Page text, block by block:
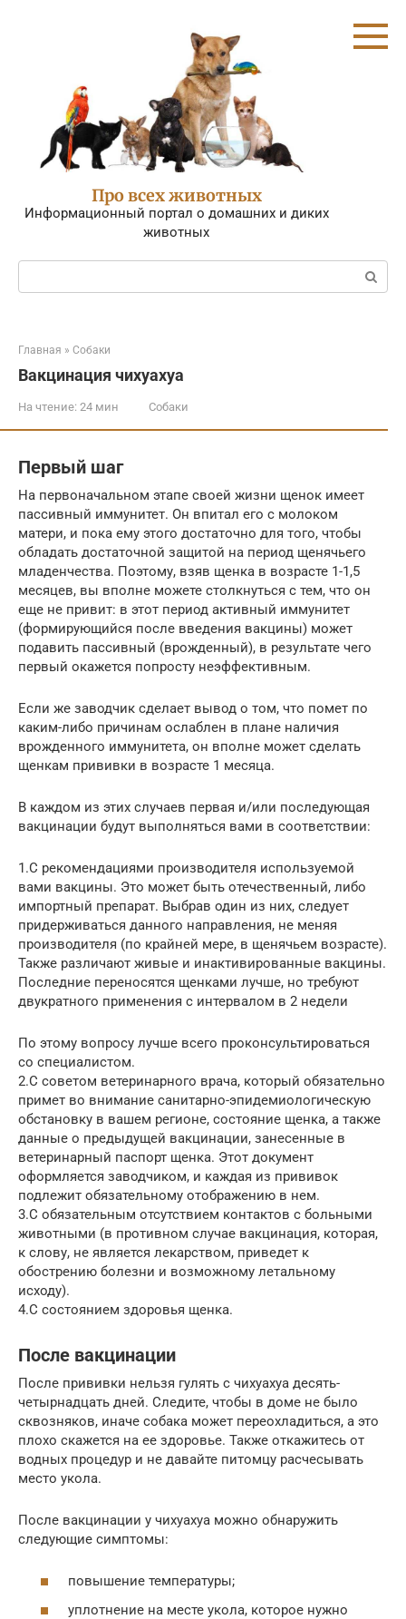
Про всех животных
Информационный портал о домашних и диких
животных
Поиск:
Главная » Собаки
Вакцинация чихуахуа
На чтение: 24 мин Собаки
Первый шаг
На первоначальном этапе своей жизни щенок имеет
пассивный иммунитет. Он впитал его с молоком
матери, и пока ему этого достаточно для того, чтобы
обладать достаточной защитой на период щенячьего
младенчества. Поэтому, взяв щенка в возрасте 1-1,5
месяцев, вы вполне можете столкнуться с тем, что он
еще не привит: в этот период активный иммунитет
(формирующийся после введения вакцины) может
подавить пассивный (врожденный), в результате чего
первый окажется попросту неэффективным.
Если же заводчик сделает вывод о том, что помет по
каким-либо причинам ослаблен в плане наличия
врожденного иммунитета, он вполне может сделать
щенкам прививки в возрасте 1 месяца.
В каждом из этих случаев первая и/или последующая
вакцинации будут выполняться вами в соответствии:
1.С рекомендациями производителя используемой
вами вакцины. Это может быть отечественный, либо
импортный препарат. Выбрав один из них, следует
придерживаться данного направления, не меняя
производителя (по крайней мере, в щенячьем возрасте).
Также различают живые и инактивированные вакцины.
Последние переносятся щенками лучше, но требуют
двукратного применения с интервалом в 2 недели
По этому вопросу лучше всего проконсультироваться
со специалистом.
2.С советом ветеринарного врача, который обязательно
примет во внимание санитарно-эпидемиологическую
обстановку в вашем регионе, состояние щенка, а также
данные о предыдущей вакцинации, занесенные в
ветеринарный паспорт щенка. Этот документ
оформляется заводчиком, и каждая из прививок
подлежит обязательному отображению в нем.
3.С обязательным отсутствием контактов с больными
животными (в противном случае вакцинация, которая,
к слову, не является лекарством, приведет к
обострению болезни и возможному летальному
исходу).
4.С состоянием здоровья щенка.
После вакцинации
После прививки нельзя гулять с чихуахуа десять-
четырнадцать дней. Следите, чтобы в доме не было
сквозняков, иначе собака может переохладиться, а это
плохо скажется на ее здоровье. Также откажитесь от
водных процедур и не давайте питомцу расчесывать
место укола.
После вакцинации у чихуахуа можно обнаружить
следующие симптомы:
повышение температуры;
уплотнение на месте укола, которое нужно